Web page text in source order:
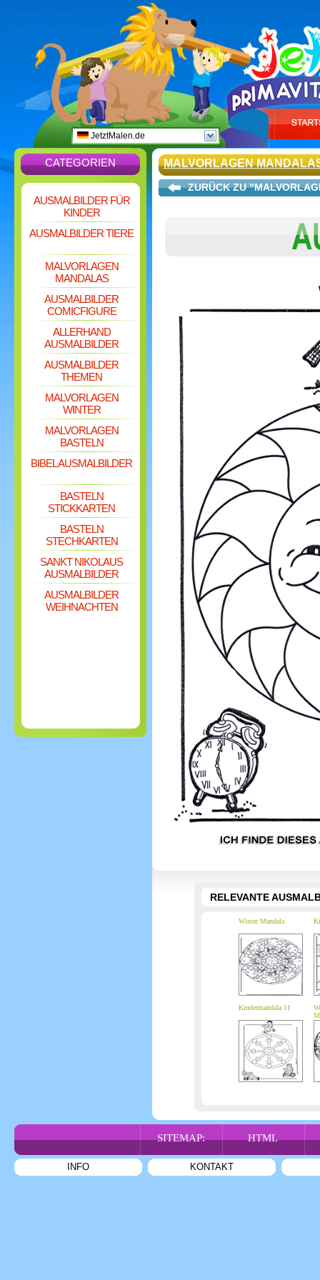
JetztMalen.de
CATEGORIEN
AUSMALBILDER FÜR
KINDER
AUSMALBILDER TIERE
MALVORLAGEN
MANDALAS
AUSMALBILDER
COMICFIGURE
ALLERHAND
AUSMALBILDER
AUSMALBILDER
THEMEN
MALVORLAGEN
WINTER
MALVORLAGEN
BASTELN
BIBEL AUSMALBILDER
BASTELN
STICKKARTEN
BASTELN
STECHKARTEN
SANKT NIKOLAUS
AUSMALBILDER
AUSMALBILDER
WEIHNACHTEN
MALVORLAGEN
ZURÜCK ZU
RELEVANTE
Winter Mandala
Kindermandala 11
SITEMAP: HTML
INFO KONTAKT